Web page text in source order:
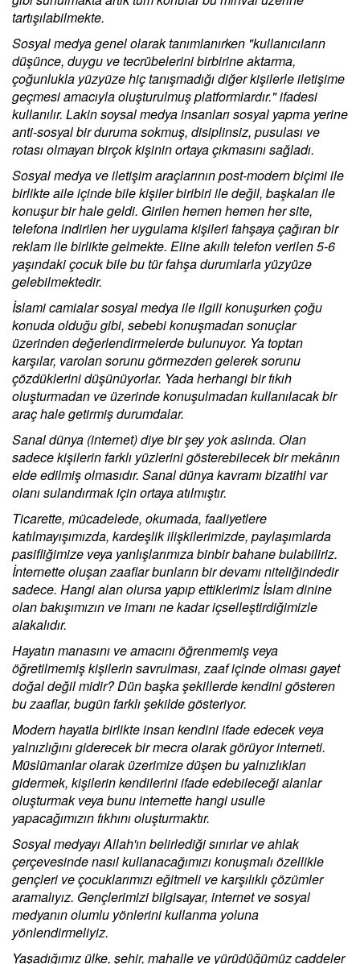
tartışılabilmekte.
Sosyal medya genel olarak tanımlanırken "kullanıcıların
düşünce, duygu ve tecrübelerini birbirine aktarma,
çoğunlukla yüzyüze hiç tanışmadığı diğer kişilerle iletişime
geçmesi amacıyla oluşturulmuş platformlardır." ifadesi
kullanılır. Lakin soysal medya insanları sosyal yapma yerine
anti-sosyal bir duruma sokmuş, disiplinsiz, pusulası ve
rotası olmayan birçok kişinin ortaya çıkmasını sağladı.
Sosyal medya ve iletişim araçlarının post-modern biçimi ile
birlikte aile içinde bile kişiler biribiri ile değil, başkaları ile
konuşur bir hale geldi. Girilen hemen hemen her site,
telefona indirilen her uygulama kişileri fahşaya çağıran bir
reklam ile birlikte gelmekte. Eline akıllı telefon verilen 5-6
yaşındaki çocuk bile bu tür fahşa durumlarla yüzyüze
gelebilmektedir.
İslami camialar sosyal medya ile ilgili konuşurken çoğu
konuda olduğu gibi, sebebi konuşmadan sonuçlar
üzerinden değerlendirmelerde bulunuyor. Ya toptan
karşılar, varolan sorunu görmezden gelerek sorunu
çözdüklerini düşünüyorlar. Yada herhangi bir fıkıh
oluşturmadan ve üzerinde konuşulmadan kullanılacak bir
araç hale getirmiş durumdalar.
Sanal dünya (internet) diye bir şey yok aslında. Olan
sadece kişilerin farklı yüzlerini gösterebilecek bir mekânın
elde edilmiş olmasıdır. Sanal dünya kavramı bizatihi var
olanı sulandırmak için ortaya atılmıştır.
Ticarette, mücadelede, okumada, faaliyetlere
katılmayışımızda, kardeşlik ilişkilerimizde, paylaşımlarda
pasifliğimize veya yanlışlarımıza binbir bahane bulabiliriz.
İnternette oluşan zaaflar bunların bir devamı niteliğindedir
sadece. Hangi alan olursa yapıp ettiklerimiz İslam dinine
olan bakışımızın ve imanı ne kadar içselleştirdiğimizle
alakalıdır.
Hayatın manasını ve amacını öğrenmemiş veya
öğretilmemiş kişilerin savrulması, zaaf içinde olması gayet
doğal değil midir? Dün başka şekillerde kendini gösteren
bu zaaflar, bugün farklı şekilde gösteriyor.
Modern hayatla birlikte insan kendini ifade edecek veya
yalnızlığını giderecek bir mecra olarak görüyor interneti.
Müslümanlar olarak üzerimize düşen bu yalnızlıkları
gidermek, kişilerin kendilerini ifade edebileceği alanlar
oluşturmak veya bunu internette hangi usulle
yapacağımızın fıkhını oluşturmaktır.
Sosyal medyayı Allah'ın belirlediği sınırlar ve ahlak
çerçevesinde nasıl kullanacağımızı konuşmalı özellikle
gençleri ve çocuklarımızı eğitmeli ve karşılıklı çözümler
aramalıyız. Gençlerimizi bilgisayar, internet ve sosyal
medyanın olumlu yönlerini kullanma yoluna
yönlendirmeliyiz.
Yaşadığımız ülke, şehir, mahalle ve yürüdüğümüz caddeler